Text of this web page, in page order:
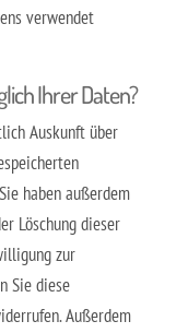
verwendet
Ihrer Daten?
Auskunft über
haben außerdem
Löschung dieser
zur
Sie diese
Außerdem